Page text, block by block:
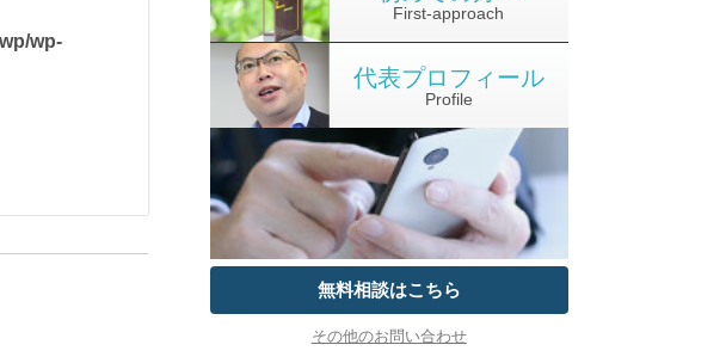
wp-
First-approach
Profile
代表プロフィール
無料相談はこちら
その他のお問い合わせ